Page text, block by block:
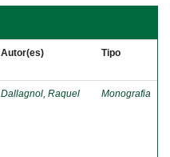
Autor(es) Tipo
Dallagnol, Raquel Monografia